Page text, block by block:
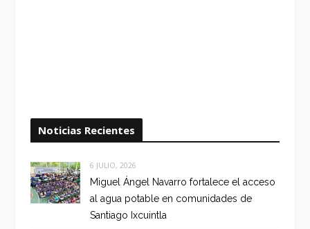
Noticias Recientes
6 JULIO, 2026
Miguel Ángel Navarro fortalece el acceso
al agua potable en comunidades de
Santiago Ixcuintla